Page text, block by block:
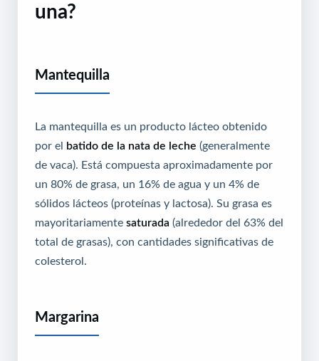
una?
Mantequilla
La mantequilla es un producto lácteo obtenido
por el batido de la nata de leche (generalmente
de vaca). Está compuesta aproximadamente por
un 80% de grasa, un 16% de agua y un 4% de
sólidos lácteos (proteínas y lactosa). Su grasa es
mayoritariamente saturada (alrededor del 63% del
total de grasas), con cantidades significativas de
colesterol.
Margarina